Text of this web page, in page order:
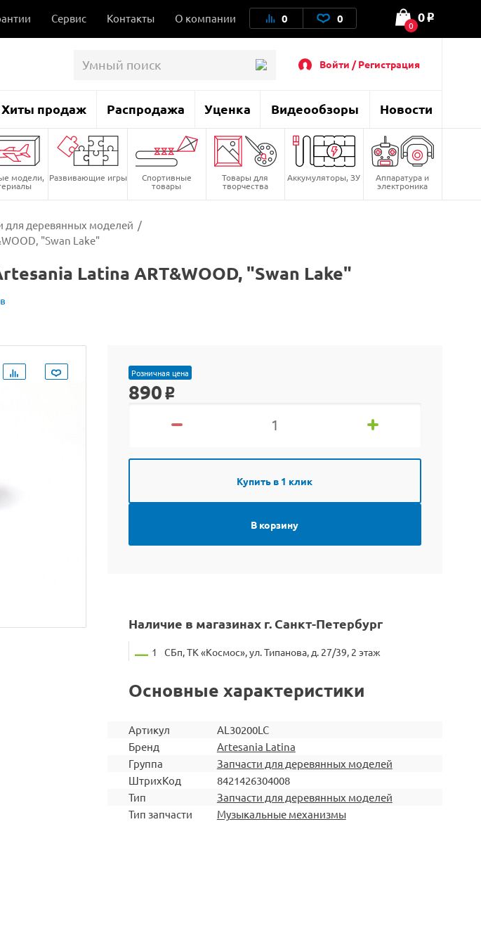
Сервис Контакты О компании 0 0 0
0 o
Войти / Регистрация
Хиты продаж Распродажа Уценка Видеообзоры Новости
модели, Развивающие игры Спортивные
товары
Товары для
творчества
Аккумуляторы, ЗУ Аппаратура и
электроника
для деревянных моделей /
"Swan Lake"
Latina ART&WOOD, "Swan Lake"
Розничная цена
890 o
Купить в 1 клик
В корзину
Наличие в магазинах г. Санкт-Петербург
1 СБп, ТК «Космос», ул. Типанова, д. 27/39, 2 этаж
Основные характеристики
Артикул
AL30200LC
Бренд
Artesania Latina
Группа
Запчасти для деревянных моделей
ШтрихКод
8421426304008
Тип
Запчасти для деревянных моделей
Тип запчасти
Музыкальные механизмы